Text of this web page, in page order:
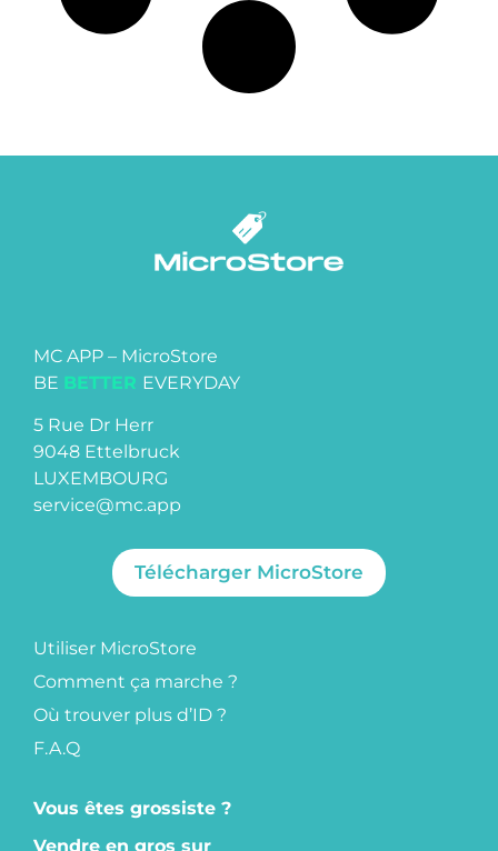
MC APP – MicroStore
BE BETTER EVERYDAY
5 Rue Dr Herr
9048 Ettelbruck
LUXEMBOURG
service@mc.app
Télécharger MicroStore
Utiliser MicroStore
Comment ça marche ?
Où trouver plus d’ID ?
F.A.Q
Vous êtes grossiste ?
Vendre en gros sur